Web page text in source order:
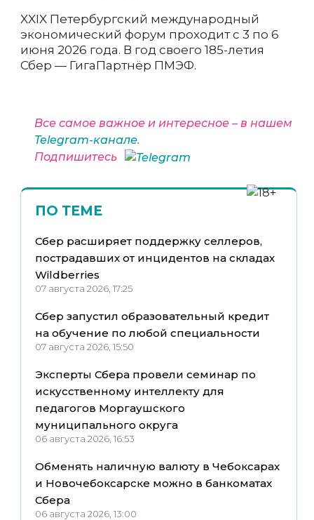
XXIX Петербургский международный
экономический форум проходит с 3 по 6
июня 2026 года. В год своего 185-летия
Сбер — ГигаПартнёр ПМЭФ.
Все самое важное и интересное – в нашем
Telegram-канале.
Подпишитесь
ПО ТЕМЕ
Сбер расширяет поддержку селлеров,
пострадавших от инцидентов на складах
Wildberries
07 августа 2026, 17:25
Сбер запустил образовательный кредит
на обучение по любой специальности
07 августа 2026, 15:50
Эксперты Сбера провели семинар по
искусственному интеллекту для
педагогов Моргаушского
муниципального округа
06 августа 2026, 16:53
Обменять наличную валюту в Чебоксарах
и Новочебоксарске можно в банкоматах
Сбера
06 августа 2026, 13:00